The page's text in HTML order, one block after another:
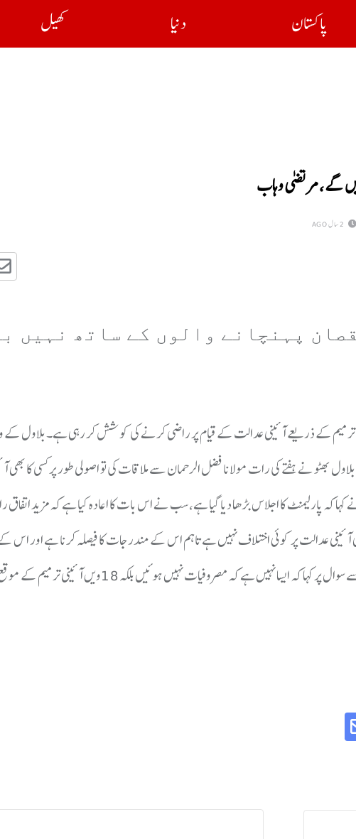
پاکستان دنیا کھیل
گے ، مرتضیٰ وہاب
2 سال AGO
ترمیم کے ذریعے آئینی عدالت کے قیام پر راضی کرنے کی کوشش کر رہی ہے۔بلاول کے
بھٹو نے ہفتے کی رات مولانا فضل الرحمان سے ملاقات کی تو اصولی طور پر کسی کا بھی
پارلیمنٹ کا اجلاس بڑھا دیا گیا ہے، سب نے اس بات کا اعادہ کیا ہے کہ مزید اتفاق
عدالت پر کوئی اختلاف نہیں ہے تاہم اس کے مندرجات کا فیصلہ کرنا ہے اور اس
عمل مرتب کیا جائے گا۔مرتضی وہاب نے حالیہ ترمیم کے حوالے سے سوال پر کہا کہ ایسا نہیں ہے کہ